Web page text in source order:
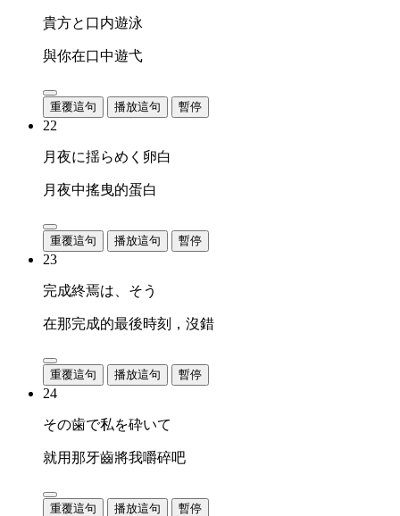
貴方と口内遊泳
與你在口中遊弋
重覆這句 播放這句 暫停
22
月夜に揺らめく卵白
月夜中搖曳的蛋白
重覆這句 播放這句 暫停
23
完成終焉は、そう
在那完成的最後時刻，沒錯
重覆這句 播放這句 暫停
24
その歯で私を砕いて
就用那牙齒將我嚼碎吧
重覆這句 播放這句 暫停